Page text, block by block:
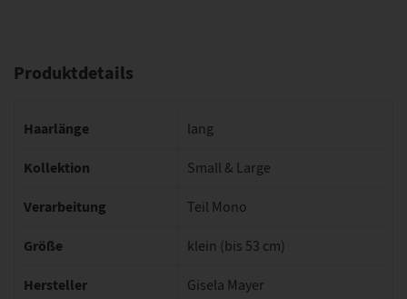
Produktdetails
Haarlänge lang
Kollektion Small & Large
Verarbeitung Teil Mono
Größe klein (bis 53 cm)
Hersteller Gisela Mayer